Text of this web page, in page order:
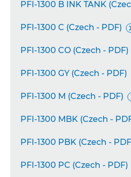
PFI-1300 B INK TANK
PFI-1300 C (Czech - PDF)
PFI-1300 CO (Czech - PDF)
PFI-1300 GY (Czech - PDF)
PFI-1300 M (Czech - PDF)
PFI-1300 MBK (Czech -
PFI-1300 PBK (Czech -
PFI-1300 PC (Czech - PDF)